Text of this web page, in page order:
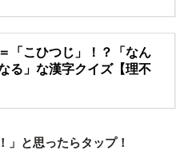
「こひつじ」！？「なん
る」な漢字クイズ【理不
」と思ったらタップ！